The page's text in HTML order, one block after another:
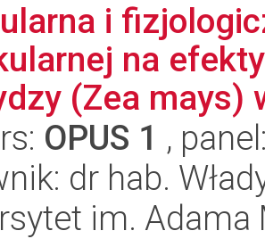
i
na
(Zea mays)
OPUS 1 ,
dr hab.
im.